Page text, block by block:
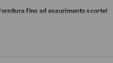
fino ad esaurimento scorte!
per ulteriori informazioni.